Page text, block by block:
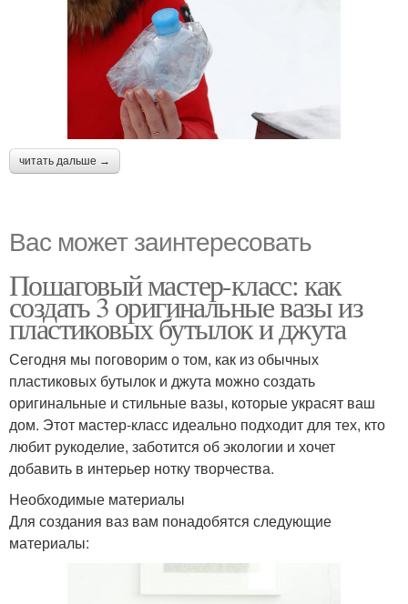
читать дальше →
Вас может заинтересовать
Пошаговый мастер-класс: как
создать 3 оригинальные вазы из
пластиковых бутылок и джута
Сегодня мы поговорим о том, как из обычных
пластиковых бутылок и джута можно создать
оригинальные и стильные вазы, которые украсят ваш
дом. Этот мастер-класс идеально подходит для тех, кто
любит рукоделие, заботится об экологии и хочет
добавить в интерьер нотку творчества.
Необходимые материалы
Для создания ваз вам понадобятся следующие
материалы: